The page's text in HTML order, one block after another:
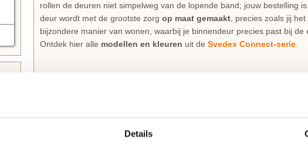
Details
rollen de deuren niet simpelweg van de lopende band; jouw bestelling
deur wordt met de grootste zorg op maat gemaakt , precies zoals jij
bijzondere manier van wonen, waarbij je binnendeur precies past bij de
Ontdek hier alle modellen en kleuren uit de Svedex Connect-serie
Je wilt natuurlijk dat je deuren er over tien jaar nog steeds als nieuw
extreemsterk en krasbestendig, wat ideaal is voor een druk
te zijn voor verkleuring; de lak is kleurvast en behoudt zijn frisse